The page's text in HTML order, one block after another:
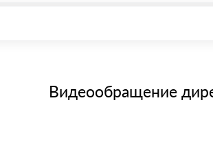
банковским картам
материала после проверки качества и
Видеообращение